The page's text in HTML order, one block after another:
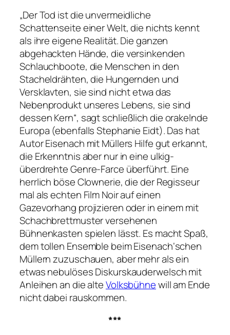
„Der Tod ist die unvermeidliche
Schattenseite einer Welt, die nichts kennt
als ihre eigene Realität. Die ganzen
abgehackten Hände, die versinkenden
Schlauchboote, die Menschen in den
Stacheldrähten, die Hungernden und
Versklavten, sie sind nicht etwa das
Nebenprodukt unseres Lebens, sie sind
dessen Kern“, sagt schließlich die orakelnde
Europa (ebenfalls Stephanie Eidt). Das hat
Autor Eisenach mit Müllers Hilfe gut erkannt,
die Erkenntnis aber nur in eine ulkig-
überdrehte Genre-Farce überführt. Eine
herrlich böse Clownerie, die der Regisseur
mal als echten Film Noir auf einen
Gazevorhang projizieren oder in einem mit
Schachbrettmuster versehenen
Bühnenkasten spielen lässt. Es macht Spaß,
dem tollen Ensemble beim Eisenach‘schen
Müllern zuzuschauen, aber mehr als ein
etwas nebulöses Diskurskauderwelsch mit
Anleihen an die alteVolksbühnewill am Ende
nicht dabei rauskommen.
***